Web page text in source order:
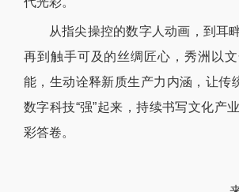
从指尖操控的数字人动画，到耳
再到触手可及的丝绸匠心，秀洲以
能，生动诠释新质生产力内涵，让传
数字科技“强”起来，持续书写文化产
彩答卷。